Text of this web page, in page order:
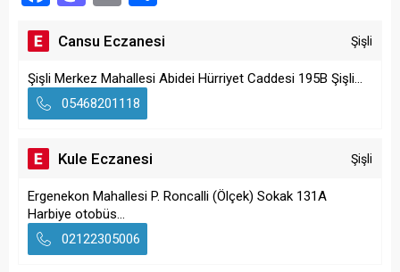
Cansu Eczanesi Şişli
Şişli Merkez Mahallesi Abidei Hürriyet Caddesi 195B Şişli...
05468201118
Kule Eczanesi Şişli
Ergenekon Mahallesi P. Roncalli (Ölçek) Sokak 131A
Harbiye otobüs...
02122305006